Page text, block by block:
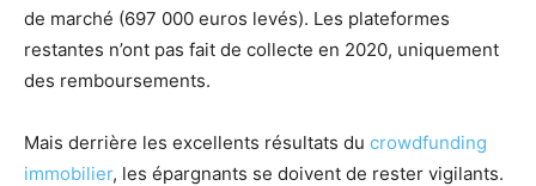
de marché (697 000 euros levés). Les plateformes
restantes n’ont pas fait de collecte en 2020, uniquement
des remboursements.
Mais derrière les excellents résultats du crowdfunding
immobilier, les épargnants se doivent de rester vigilants.